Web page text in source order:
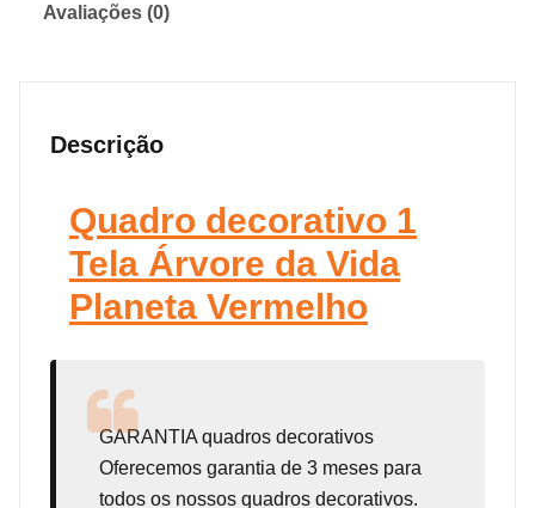
Avaliações (0)
Descrição
Quadro decorativo 1
Tela Árvore da Vida
Planeta Vermelho
GARANTIA quadros decorativos
Oferecemos garantia de 3 meses para
todos os nossos quadros decorativos.